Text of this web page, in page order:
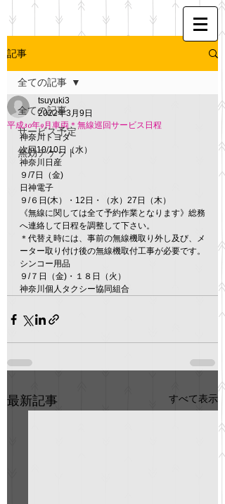
記事
全ての記事
サービス予定
無効チケット
全ての記事
平成30年9月車両＊無線巡回サービス日程
tsuyuki3
2022年3月9日
神奈川トヨタ
次回10/10日（水）
神奈川日産
９/7日（金)
日神電子
９/６日(木）・12日・（水）27日（木）
《無線に関しては全て予約作業となります》総務
へ連絡して日程を調整して下さい。
＊代替え時には、事前の無線機取り外し及び、メ
ーター取り付け後の無線機取付工事が必要です。
シンコー用品
９/７日（金)・１８日（火）
神奈川個人タクシー協同組合
最新記事 すべて表示